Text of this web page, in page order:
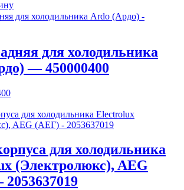
для холодильника
— 450000400
для холодильника
(Электролюкс), AEG